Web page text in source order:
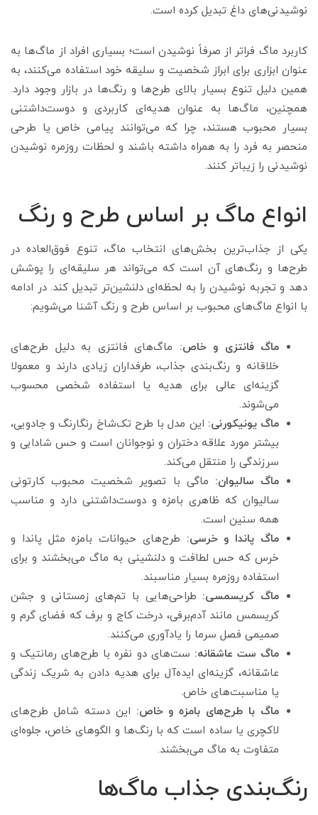
نوشیدنی‌های داغ تبدیل کرده است.
کاربرد ماگ فراتر از صرفاً نوشیدن است؛ بسیاری افراد از ماگ‌ها به
عنوان ابزاری برای ابراز شخصیت و سلیقه خود استفاده می‌کنند، به
همین دلیل تنوع بسیار بالای طرح‌ها و رنگ‌ها در بازار وجود دارد.
همچنین، ماگ‌ها به عنوان هدیه‌ای کاربردی و دوست‌داشتنی
بسیار محبوب هستند، چرا که می‌توانند پیامی خاص یا طرحی
منحصر به فرد را به همراه داشته باشند و لحظات روزمره نوشیدن
نوشیدنی را زیباتر کنند.
انواع ماگ بر اساس طرح و رنگ
یکی از جذاب‌ترین بخش‌های انتخاب ماگ، تنوع فوق‌العاده در
طرح‌ها و رنگ‌های آن است که می‌تواند هر سلیقه‌ای را پوشش
دهد و تجربه نوشیدن را به لحظه‌ای دلنشین‌تر تبدیل کند. در ادامه
با انواع ماگ‌های محبوب بر اساس طرح و رنگ آشنا می‌شویم:
ماگ فانتزی و خاص: ماگ‌های فانتزی به دلیل طرح‌های
خلاقانه و رنگ‌بندی جذاب، طرفداران زیادی دارند و معمولا
گزینه‌ای عالی برای هدیه یا استفاده شخصی محسوب
می‌شوند.
ماگ یونیکورنی: این مدل با طرح تک‌شاخ رنگارنگ و جادویی،
بیشتر مورد علاقه دختران و نوجوانان است و حس شادابی و
سرزندگی را منتقل می‌کند.
ماگ سالیوان: ماگی با تصویر شخصیت محبوب کارتونی
سالیوان که ظاهری بامزه و دوست‌داشتنی دارد و مناسب
همه سنین است.
ماگ پاندا و خرسی: طرح‌های حیوانات بامزه مثل پاندا و
خرس که حس لطافت و دلنشینی به ماگ می‌بخشند و برای
استفاده روزمره بسیار مناسبند.
ماگ کریسمسی: طراحی‌هایی با تم‌های زمستانی و جشن
کریسمس مانند آدم‌برفی، درخت کاج و برف که فضای گرم و
صمیمی فصل سرما را یادآوری می‌کنند.
ماگ ست عاشقانه: ست‌های دو نفره با طرح‌های رمانتیک و
عاشقانه، گزینه‌ای ایده‌آل برای هدیه دادن به شریک زندگی
یا مناسبت‌های خاص.
ماگ با طرح‌های بامزه و خاص: این دسته شامل طرح‌های
لاکچری یا ساده است که با رنگ‌ها و الگوهای خاص، جلوه‌ای
متفاوت به ماگ می‌بخشند.
رنگ‌بندی جذاب ماگ‌ها